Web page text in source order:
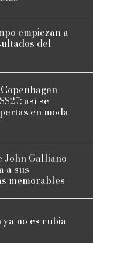
empiezan a
del
así se
en moda
John Galliano
a sus
memorables
no es rubia